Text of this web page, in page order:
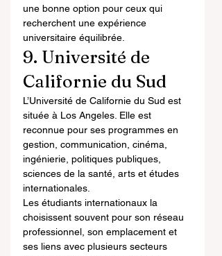
une bonne option pour ceux qui
recherchent une expérience
universitaire équilibrée.
9. Université de
Californie du Sud
L’Université de Californie du Sud est
située à Los Angeles. Elle est
reconnue pour ses programmes en
gestion, communication, cinéma,
ingénierie, politiques publiques,
sciences de la santé, arts et études
internationales.
Les étudiants internationaux la
choisissent souvent pour son réseau
professionnel, son emplacement et
ses liens avec plusieurs secteurs